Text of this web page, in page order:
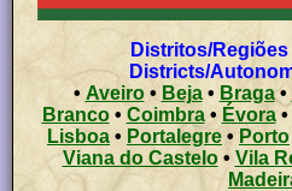
Distritos/Regiões Autónomas -
Districts/
• Aveiro• Beja• Braga•
Branco• Coimbra• Évora•
Lisboa • Portalegre • Porto
Viana do Castelo• Vila